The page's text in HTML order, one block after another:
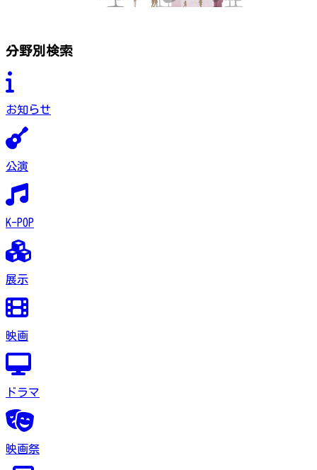
分野別検索
お知らせ
公演
K-POP
展示
映画
ドラマ
映画祭